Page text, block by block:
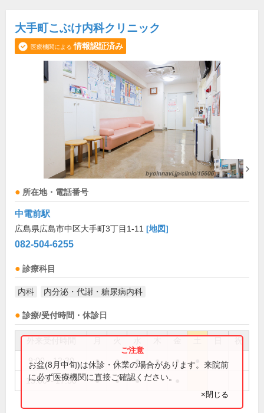
大手町こぶけ内科クリニック
医療機関による 情報認証済み
所在地・電話番号
中電前駅
広島県広島市中区大手町3丁目1-11 [地図]
082-504-6255
診療科目
内科 内分泌・代謝・糖尿病内科
診療/受付時間・休診日
祝
9:00～12:30 ● ● ● ● ●
15:00～17:30 ● ● ●
お盆(8月中旬)は休診・休業の場合があります。来院前
に必ず医療機関に直接ご確認ください。
×閉じる